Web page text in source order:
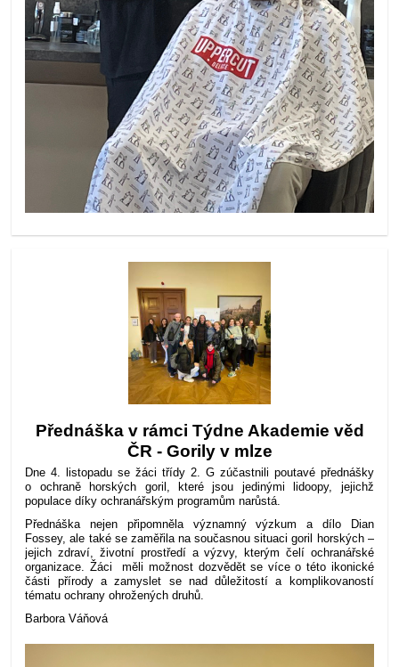
Přednáška v rámci Týdne Akademie věd
ČR - Gorily v mlze
Dne 4. listopadu se žáci třídy 2. G zúčastnili poutavé přednášky
o ochraně horských goril, které jsou jedinými lidoopy, jejichž
populace díky ochranářským programům narůstá.
Přednáška nejen připomněla významný výzkum a dílo Dian
Fossey, ale také se zaměřila na současnou situaci goril horských –
jejich zdraví, životní prostředí a výzvy, kterým čelí ochranářské
organizace. Žáci měli možnost dozvědět se více o této ikonické
části přírody a zamyslet se nad důležitostí a komplikovaností
tématu ochrany ohrožených druhů.
Barbora Váňová